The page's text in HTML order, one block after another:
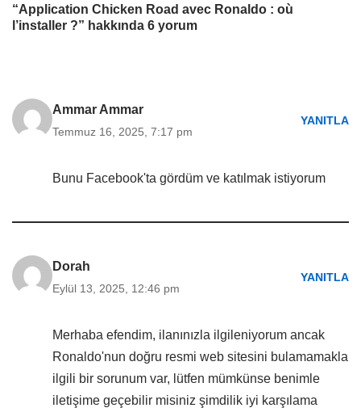
“Application Chicken Road avec Ronaldo : où
l’installer ?” hakkında 6 yorum
Ammar Ammar
Temmuz 16, 2025, 7:17 pm
YANITLA
Bunu Facebook'ta gördüm ve katılmak istiyorum
Dorah
Eylül 13, 2025, 12:46 pm
YANITLA
Merhaba efendim, ilanınızla ilgileniyorum ancak
Ronaldo'nun doğru resmi web sitesini bulamamakla
ilgili bir sorunum var, lütfen mümkünse benimle
iletişime geçebilir misiniz şimdilik iyi karşılama